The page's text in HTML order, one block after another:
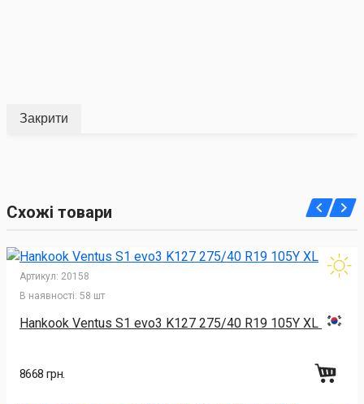
Закрити
Схожі товари
Артикул: 20158
В наявності: 58 шт
Hankook Ventus S1 evo3 K127 275/40 R19 105Y XL
8668 грн.